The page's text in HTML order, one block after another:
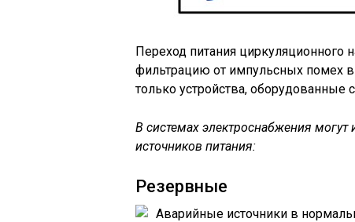
Переход питания циркуляционного
фильтрацию от импульсных помех
только устройства,
В системах электроснабжения
источников питания:
Резервные
Аварийные источники в